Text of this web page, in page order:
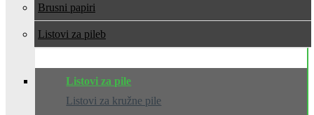
Brusni papiri
Listovi za pile
Listovi za pile
Listovi za kružne pile